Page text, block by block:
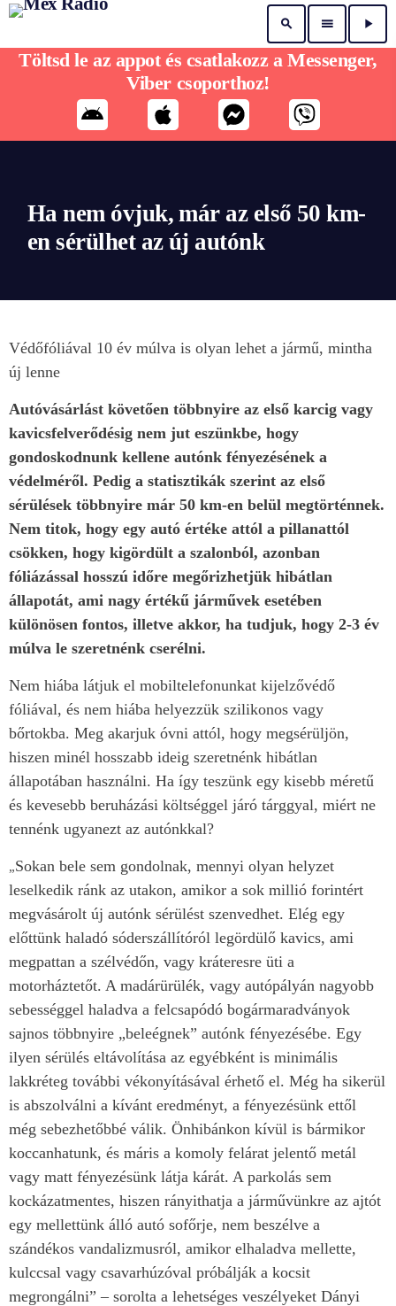
search menu play_arrow
Ha nem óvjuk, már az első 50 km-
en sérülhet az új autónk
Védőfóliával 10 év múlva is olyan lehet a jármű, mintha
új lenne
Autóvásárlást követően többnyire az első karcig vagy
kavicsfelverődésig nem jut eszünkbe, hogy
gondoskodnunk kellene autónk fényezésének a
védelméről. Pedig a statisztikák szerint az első
sérülések többnyire már 50 km-en belül megtörténnek.
Nem titok, hogy egy autó értéke attól a pillanattól
csökken, hogy kigördült a szalonból, azonban
fóliázással hosszú időre megőrizhetjük hibátlan
állapotát, ami nagy értékű járművek esetében
különösen fontos, illetve akkor, ha tudjuk, hogy 2-3 év
múlva le szeretnénk cserélni.
Nem hiába látjuk el mobiltelefonunkat kijelzővédő
fóliával, és nem hiába helyezzük szilikonos vagy
bőrtokba. Meg akarjuk óvni attól, hogy megsérüljön,
hiszen minél hosszabb ideig szeretnénk hibátlan
állapotában használni. Ha így teszünk egy kisebb méretű
és kevesebb beruházási költséggel járó tárggyal, miért ne
tennénk ugyanezt az autónkkal?
„Sokan bele sem gondolnak, mennyi olyan helyzet
leselkedik ránk az utakon, amikor a sok millió forintért
megvásárolt új autónk sérülést szenvedhet. Elég egy
előttünk haladó sóderszállítóról legördülő kavics, ami
megpattan a szélvédőn, vagy kráteresre üti a
motorháztetőt. A madárürülék, vagy autópályán nagyobb
sebességgel haladva a felcsapódó bogármaradványok
sajnos többnyire „beleégnek” autónk fényezésébe. Egy
ilyen sérülés eltávolítása az egyébként is minimális
lakkréteg további vékonyításával érhető el. Még ha sikerül
is abszolválni a kívánt eredményt, a fényezésünk ettől
még sebezhetőbbé válik. Önhibánkon kívül is bármikor
koccanhatunk, és máris a komoly felárat jelentő metál
vagy matt fényezésünk látja kárát. A parkolás sem
kockázatmentes, hiszen rányithatja a járművünkre az ajtót
egy mellettünk álló autó sofőrje, nem beszélve a
szándékos vandalizmusról, amikor elhaladva mellette,
kulccsal vagy csavarhúzóval próbálják a kocsit
megrongálni” – sorolta a lehetséges veszélyeket Dányi
Töltsd le az appot és csatlakozz a Messenger,
Viber csoporthoz!